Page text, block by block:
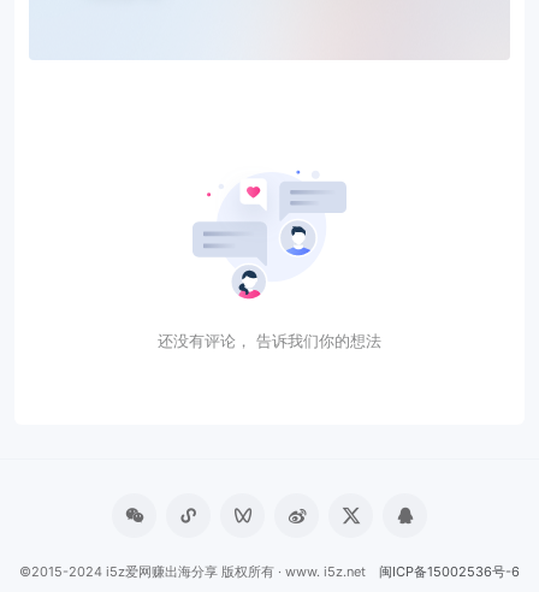
还没有评论， 告诉我们你的想法
©2015-2024 i5z爱网赚出海分享 版权所有 · www. i5z.net 闽ICP备15002536号-6